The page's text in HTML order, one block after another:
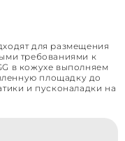
для размещения
требованиями к
в кожухе выполняем
площадку до
и пусконаладки на